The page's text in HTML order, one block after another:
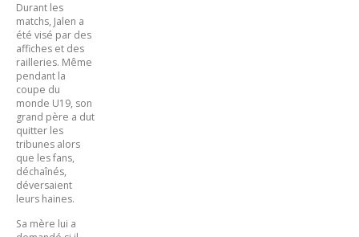
Durant les
matchs, Jalen a
été visé par des
affiches et des
railleries. Même
pendant la
coupe du
monde U19, son
grand père a dut
quitter les
tribunes alors
que les fans,
déchaînés,
déversaient
leurs haines.
Sa mère lui a